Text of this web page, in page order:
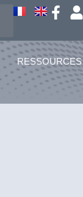
RESSOURCES